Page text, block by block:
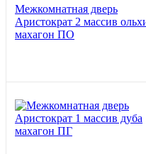
Межкомнатная дверь
Аристократ 2 массив
махагон ПО